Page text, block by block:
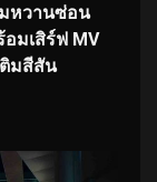
มหวานซ่อน
อมเสิร์ฟ MV
ติมสีสัน